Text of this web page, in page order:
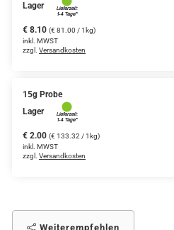
Lager
€ 8.10 (€ 81.00 / 1kg)
inkl. MWST
zzgl. Versandkosten
15g Probe
Lager
€ 2.00 (€ 133.32 / 1kg)
inkl. MWST
zzgl. Versandkosten
Weiterempfehlen